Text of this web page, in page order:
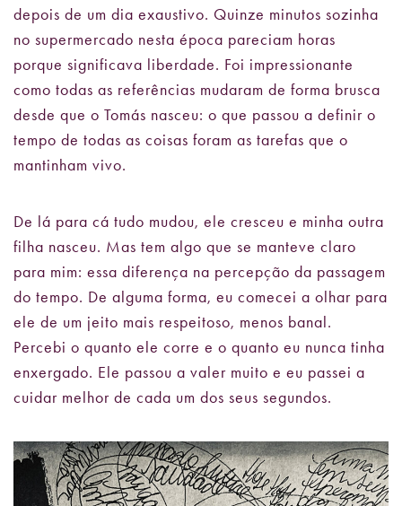
depois de um dia exaustivo. Quinze minutos sozinha
no supermercado nesta época pareciam horas
porque significava liberdade. Foi impressionante
como todas as referências mudaram de forma brusca
desde que o Tomás nasceu: o que passou a definir o
tempo de todas as coisas foram as tarefas que o
mantinham vivo.
De lá para cá tudo mudou, ele cresceu e minha outra
filha nasceu. Mas tem algo que se manteve claro
para mim: essa diferença na percepção da passagem
do tempo. De alguma forma, eu comecei a olhar para
ele de um jeito mais respeitoso, menos banal.
Percebi o quanto ele corre e o quanto eu nunca tinha
enxergado. Ele passou a valer muito e eu passei a
cuidar melhor de cada um dos seus segundos.